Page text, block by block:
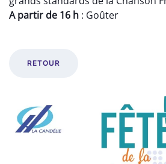
A partir de 16 h : Goûter
RETOUR